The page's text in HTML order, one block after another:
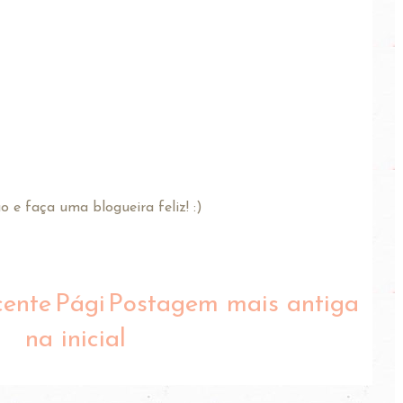
e faça uma blogueira feliz! :)
Postagem mais antiga
Pági
na inicial